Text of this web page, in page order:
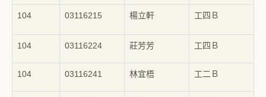
104 03116215 楊立軒 工四Ｂ
104 03116224 莊芳芳 工四Ｂ
104 03116241 林宜梧 工二Ｂ